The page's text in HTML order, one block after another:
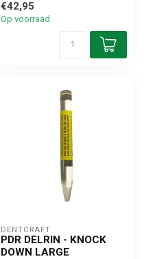
€42,95
Op voorraad
DENTCRAFT
PDR DELRIN - KNOCK
DOWN LARGE